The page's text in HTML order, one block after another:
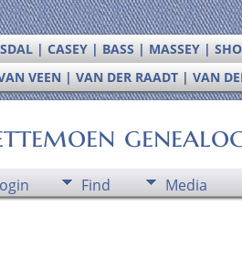
| CASEY | BASS | MASSEY |
VEEN | VAN DER RAADT | VAN
Find Media